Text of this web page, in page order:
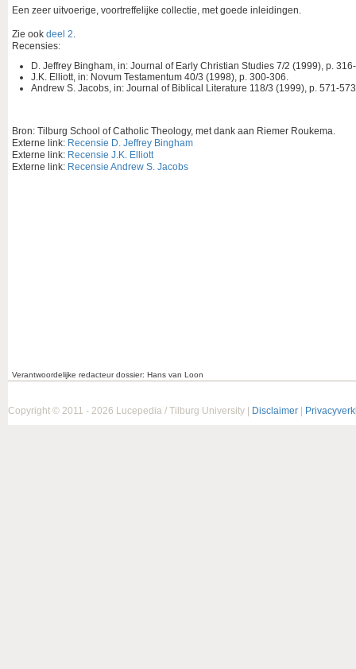
Verantwoordelijke redacteur dossier: Hans van Loon
Een zeer uitvoerige, voortreffelijke collectie, met goede inleidingen.
Zie ook deel 2.
Recensies:
D. Jeffrey Bingham, in: Journal of Early Christian Studies 7/2 (1999), p.
J.K. Elliott, in: Novum Testamentum 40/3 (1998), p. 300-306.
Andrew S. Jacobs, in: Journal of Biblical Literature 118/3 (1999), p. 571-
Bron: Tilburg School of Catholic Theology, met dank aan Riemer Roukema.
Externe link: Recensie D. Jeffrey Bingham
Externe link: Recensie J.K. Elliott
Externe link: Recensie Andrew S. Jacobs
Copyright © 2011 - 2026 Lucepedia / Tilburg University | Disclaimer